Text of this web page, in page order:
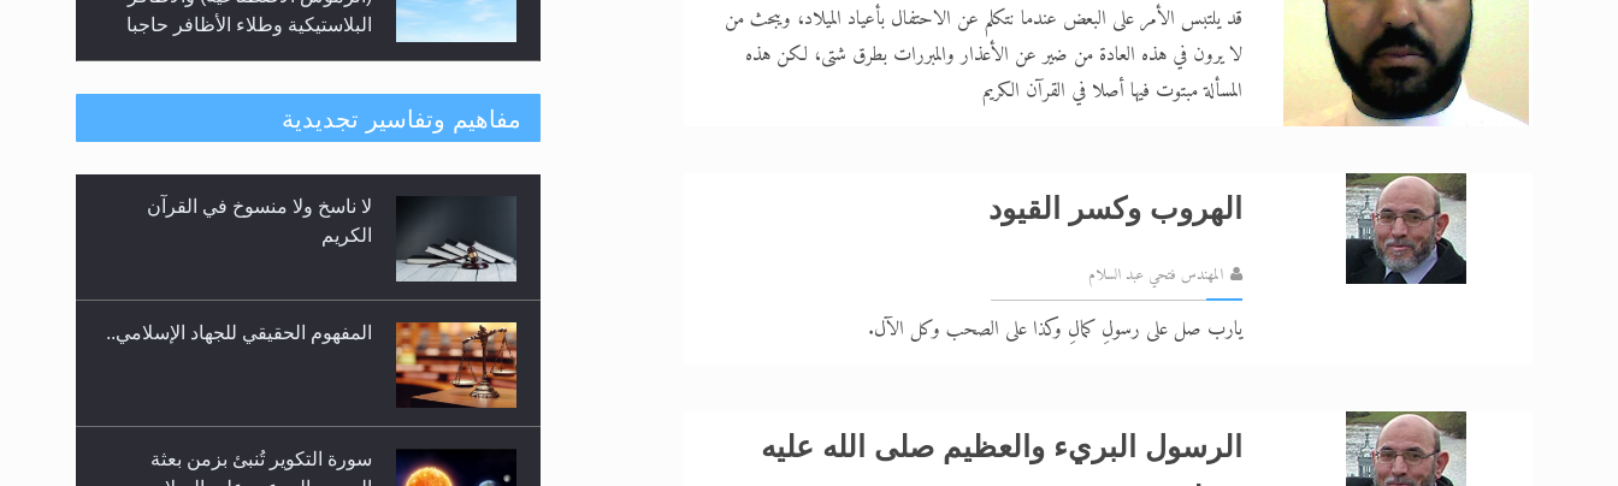
قد يلتبس الأمر على البعض عندما نتكلم عن الاحتفال بأعياد الميلاد، ويبحث من
لا يرون في هذه العادة من ضير عن الأعذار والمبررات بطرق شتى، لكن هذه
المسألة مبتوت فيها أصلا في القرآن الكريم
الهروب وكسر القيود
المهندس فتحي عبد السلام
يارب صل على رسولِ كمالِ وكذا على الصحب وكل الآل.
الرسول البريء والعظيم صلى الله عليه
البلاستيكية وطلاء الأظافر حاجبا
هل يُحسب حول الزكاة وفق السنة
الميلادية أو الهجرية؟
هل يجوز فتح مشروع كوافير نسائي
للمحجبات وغير المحجبات؟
مفاهيم وتفاسير تجديدية
لا ناسخ ولا منسوخ في القرآن
الكريم
المفهوم الحقيقي للجهاد الإسلامي..
سورة التكوير تُنبئ بزمن بعثة